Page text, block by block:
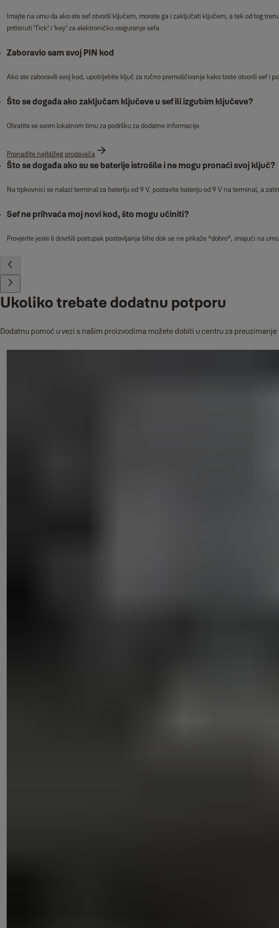
Imajte na umu da ako ste sef otvorili ključem, morate ga i zaključati ključem, a tek od tog
pritisnuti ‘Tick’ i ‘key’ za elektroničko osiguranje sefa.
Zaboravio sam svoj PIN kod
Ako ste zaboravili svoj kod, upotrijebite ključ za ručno premošćivanje kako biste otvorili sef
Što se događa ako zaključam ključeve u sef ili izgubim ključeve?
Obratite se svom lokalnom timu za podršku za dodatne informacije.
Pronađite najbližeg prodavača
Što se događa ako su se baterije istrošile i ne mogu pronaći svoj ključ?
Na tipkovnici se nalazi terminal za bateriju od 9 V, postavite bateriju od 9 V na terminal, a
Sef ne prihvaća moj novi kod, što mogu učiniti?
Provjerite jeste li dovršili postupak postavljanja šifre dok se ne prikaže "dobro", imajući na
Ukoliko trebate dodatnu potporu
Dodatnu pomoć u vezi s našim proizvodima možete dobiti u centru za